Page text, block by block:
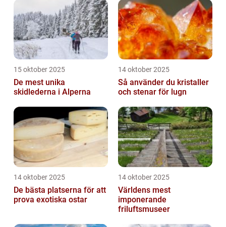
15 oktober 2025
De mest unika
skidlederna i Alperna
14 oktober 2025
Så använder du kristaller
och stenar för lugn
14 oktober 2025
De bästa platserna för att
prova exotiska ostar
14 oktober 2025
Världens mest
imponerande
friluftsmuseer